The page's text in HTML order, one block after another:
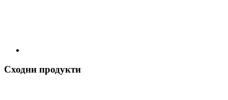
Сходни продукти